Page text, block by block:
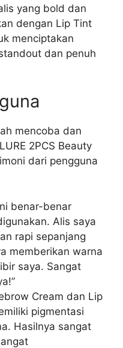
yang bold dan
dengan Lip Tint
menciptakan
dan penuh
mencoba dan
2PCS Beauty
dari pengguna
benar-benar
Alis saya
rapi sepanjang
memberikan warna
saya. Sangat
Cream dan Lip
pigmentasi
Hasilnya sangat